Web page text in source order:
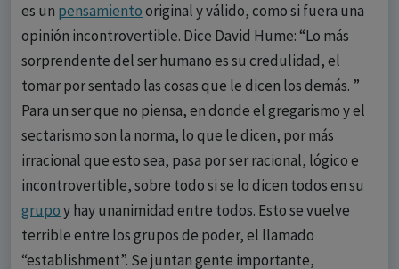
es un pensamientooriginal y válido, como si fuera una
opinión incontrovertible. Dice David Hume: “Lo más
sorprendente del ser humano es su credulidad, el
tomar por sentado las cosas que le dicen los demás. ”
Para un ser que no piensa, en donde el gregarismo y el
sectarismo son la norma, lo que le dicen, por más
irracional que esto sea, pasa por ser racional, lógico e
incontrovertible, sobre todo si se lo dicen todos en su
grupoy hay unanimidad entre todos. Esto se vuelve
terrible entre los grupos de poder, el llamado
“establishment”. Se juntan gente importante,